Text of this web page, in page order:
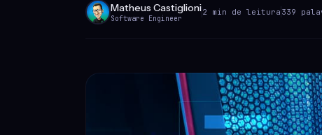
Matheus Castiglioni
Software Engineer
2 min de leitura 339